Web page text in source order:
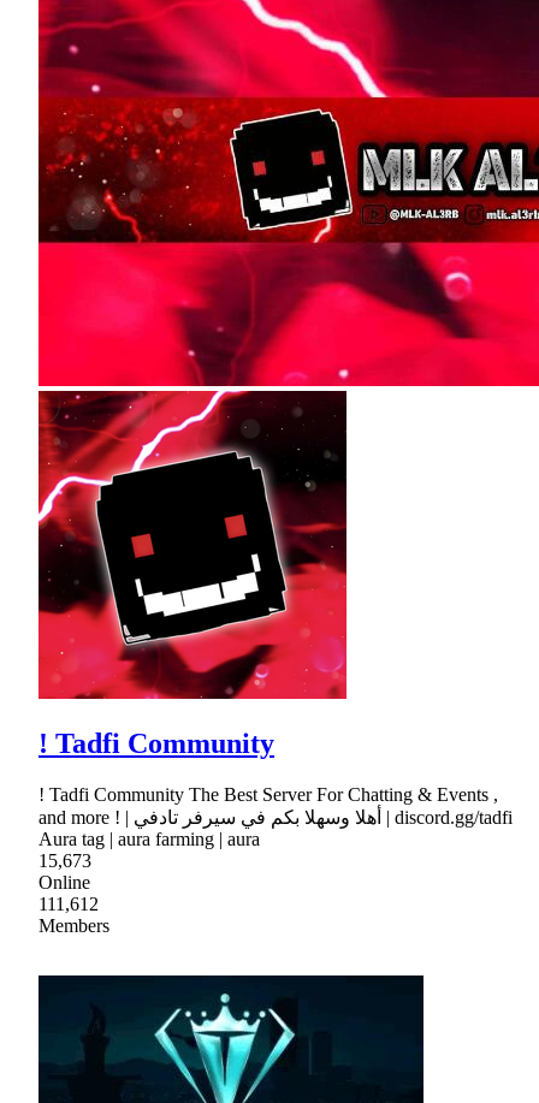
! Tadfi Community
! Tadfi Community The Best Server For Chatting & Events ,
and more ! | أهلا وسهلا بكم في سيرفر تادفي | discord.gg/tadfi
Aura tag | aura farming | aura
15,673
Online
111,612
Members